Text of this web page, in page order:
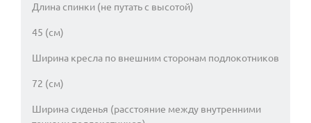
Длина спинки (не путать с высотой)
45 (см)
Ширина кресла по внешним сторонам подлокотников
72 (см)
Ширина сиденья (расстояние между внутренними